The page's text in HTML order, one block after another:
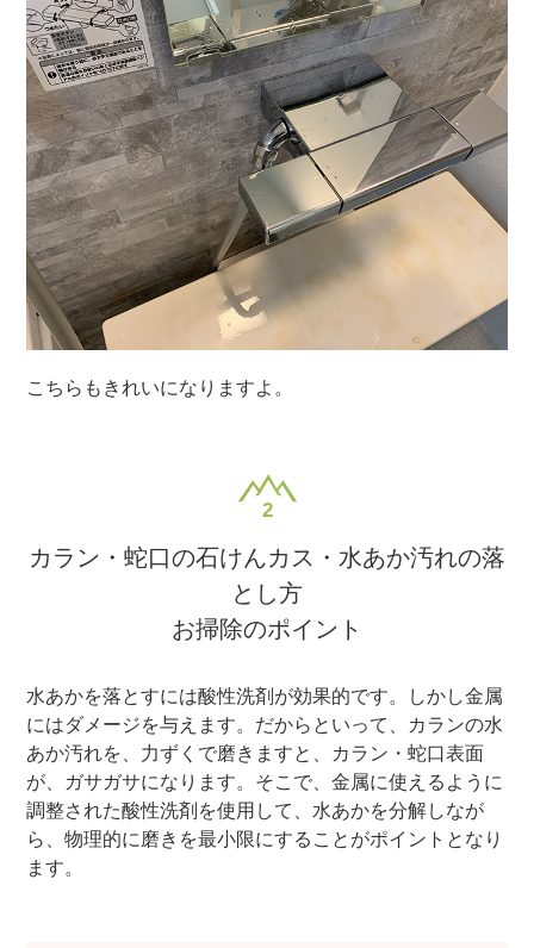
こちらもきれいになりますよ。
カラン・蛇口の石けんカス・水あか汚れの落
とし方
お掃除のポイント
水あかを落とすには酸性洗剤が効果的です。しかし金属
にはダメージを与えます。だからといって、カランの水
あか汚れを、力ずくで磨きますと、カラン・蛇口表面
が、ガサガサになります。そこで、金属に使えるように
調整された酸性洗剤を使用して、水あかを分解しなが
ら、物理的に磨きを最小限にすることがポイントとなり
ます。